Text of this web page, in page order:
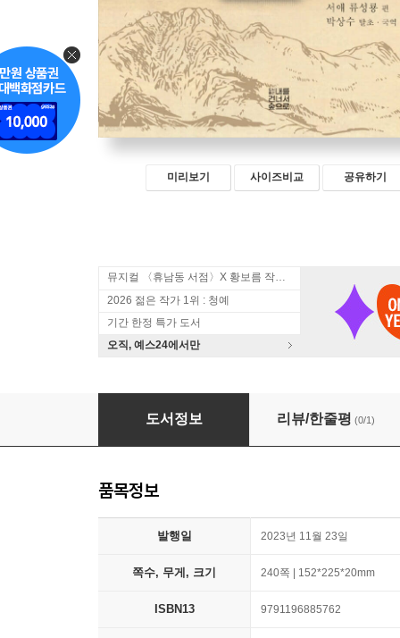
미리보기 사이즈비교 공유하기
뮤지컬 〈휴남동 서점〉X 황보름 작가 북토크
2026 젊은 작가 1위 : 청예
기간 한정 특가 도서
오직, 예스24에서만
류성룡, 전란을 헤치며
도서정보 리뷰/한줄평 (0/1)
품목정보
발행일 2023년 11월 23일
쪽수, 무게, 크기 240쪽 | 152*225*20mm
ISBN13 9791196885762